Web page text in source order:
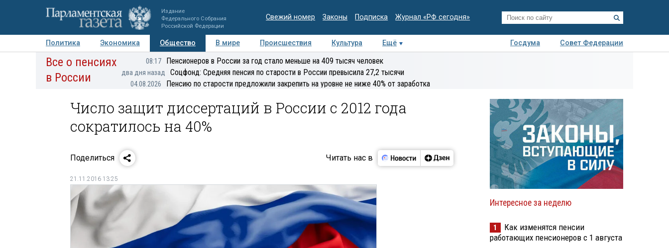
Издание
Федерального Собрания
Российской Федерации
Свежий номер Законы Подписка Журнал «РФ сегодня»
Политика Экономика Общество В мире Происшествия Культура Ещё Госдума
Совет Федерации
Авторы Персоны Мнения Регионы Медиацентр Интервью Колумнисты
Все о пенсиях
в России
08:17 Пенсионеров в России за год стало меньше на 409 тысяч человек
два дня назад Соцфонд: Средняя пенсия по старости в России превысила 27,2 тысячи
04.08.2026 Пенсию по старости предложили закрепить на уровне не ниже 40% от заработка
Число защит диссертаций в России с 2012 года
сократилось на 40%
Поделиться Читать нас в
21.11.2016 13:25
Интересное за неделю
1
Как изменятся пенсии
работающих пенсионеров с 1 августа